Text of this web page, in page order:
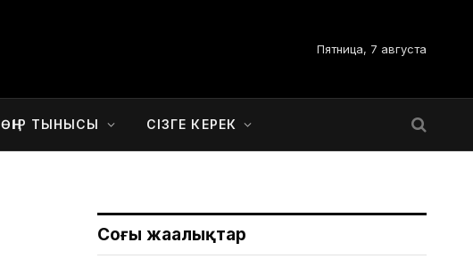
Пятница, 7 августа
ӨҢІР ТЫНЫСЫ СІЗГЕ КЕРЕК
Соңғы жаңалықтар